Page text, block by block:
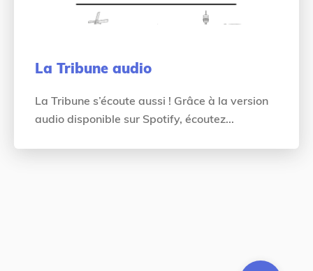
La Tribune audio
La Tribune s’écoute aussi ! Grâce à la version
audio disponible sur Spotify, écoutez...